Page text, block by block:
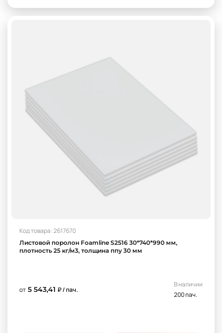
Код товара: 2617670
Листовой поролон Foamline S2516 30*740*990 мм,
плотность 25 кг/м3, толщина ппу 30 мм
от 5 543,41 ₽ / пач.
В наличии
200 пач.